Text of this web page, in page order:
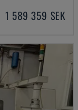
1 589 359 SEK